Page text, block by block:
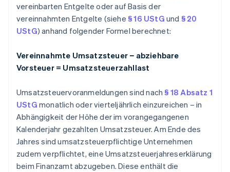
vereinbarten Entgelte oder auf Basis der
vereinnahmten Entgelte (siehe § 16 UStG und § 20
UStG) anhand folgender Formel berechnet:
Vereinnahmte Umsatzsteuer − abziehbare
Vorsteuer = Umsatzsteuerzahllast
Umsatzsteuervoranmeldungen sind nach§ 18 Absatz 1
UStG monatlich oder vierteljährlich einzureichen – in
Abhängigkeit der Höhe der im vorangegangenen
Kalenderjahr gezahlten Umsatzsteuer. Am Ende des
Jahres sind umsatzsteuerpflichtige Unternehmen
zudem verpflichtet, eine Umsatzsteuerjahreserklärung
beim Finanzamt abzugeben. Diese enthält die